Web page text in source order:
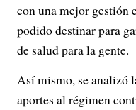
con una mejor gestión
podido destinar para
de salud para la gente.
Así mismo, se analizó
aportes al régimen